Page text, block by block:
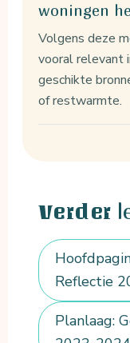
woningen
Volgens deze
vooral relevant
geschikte
of restwarmte.
Verder
Reflectie
Planlaag: